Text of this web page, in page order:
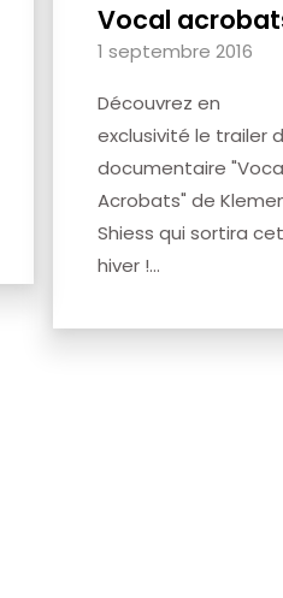
Vocal
1 septembre 2016
Découvrez en
exclusivité le trailer
documentaire
Acrobats" de
Shiess qui sortira cet
hiver !...